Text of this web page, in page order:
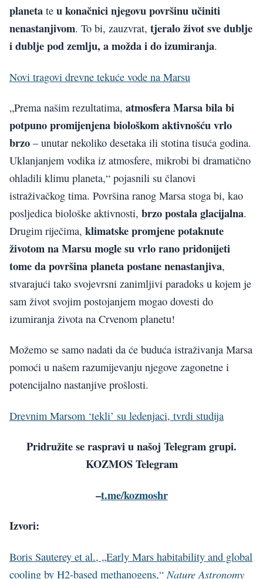
planeta te u konačnici njegovu površinu učiniti
nenastanjivom. To bi, zauzvrat, tjeralo život sve dublje
i dublje pod zemlju, a možda i do izumiranja.
Novi tragovi drevne tekuće vode na Marsu
„Prema našim rezultatima, atmosfera Marsa bila bi
potpuno promijenjena biološkom aktivnošću vrlo
brzo – unutar nekoliko desetaka ili stotina tisuća godina.
Uklanjanjem vodika iz atmosfere, mikrobi bi dramatično
ohladili klimu planeta,“ pojasnili su članovi
istraživačkog tima. Površina ranog Marsa stoga bi, kao
posljedica biološke aktivnosti, brzo postala glacijalna.
Drugim riječima, klimatske promjene potaknute
životom na Marsu mogle su vrlo rano pridonijeti
tome da površina planeta postane nenastanjiva,
stvarajući tako svojevrsni zanimljivi paradoks u kojem je
sam život svojim postojanjem mogao dovesti do
izumiranja života na Crvenom planetu!
Možemo se samo nadati da će buduća istraživanja Marsa
pomoći u našem razumijevanju njegove zagonetne i
potencijalno nastanjive prošlosti.
Drevnim Marsom ‘tekli’ su ledenjaci, tvrdi studija
Pridružite se raspravi u našoj Telegram grupi.
KOZMOS Telegram
–t.me/kozmoshr
Izvori:
Boris Sauterey et al., „Early Mars habitability and global
cooling by H2-based methanogens,“ Nature Astronomy